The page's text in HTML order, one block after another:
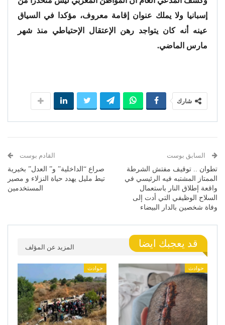
إسبانيا ولا يملك عنوان إقامة معروف، مؤكدا في السياق
عينه أنه كان يتواجد رهن الإعتقال الإحتياطي منذ شهر
مارس الماضي.
شارك
السابق بوست
تطوان .. توقيف مفتش الشرطة
الممتاز المشتبه فيه الرئيسي في
واقعة إطلاق النار باستعمال
السلاح الوظيفي التي أدت إلى
وفاة شخصين بالدار البيضاء
القادم بوست
صراع “الداخلية” و” العدل” بخيرية
تيط مليل يهدد حياة النزلاء و مصير
المستخدمين
قد يعجبك ايضا المزيد عن المؤلف
حوادث حوادث